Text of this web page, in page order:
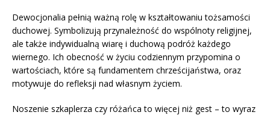
Dewocjonalia pełnią ważną rolę w kształtowaniu tożsamości
duchowej. Symbolizują przynależność do wspólnoty religijnej,
ale także indywidualną wiarę i duchową podróż każdego
wiernego. Ich obecność w życiu codziennym przypomina o
wartościach, które są fundamentem chrześcijaństwa, oraz
motywuje do refleksji nad własnym życiem.
Noszenie szkaplerza czy różańca to więcej niż gest – to wyraz